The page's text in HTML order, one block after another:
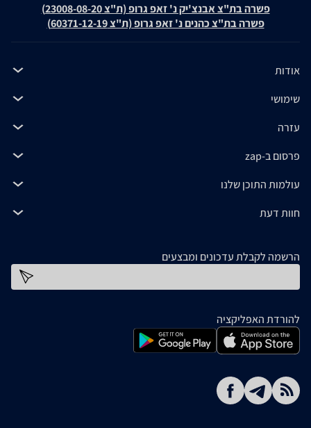
פשרה בת"צ אבנצ'יק נ' זאפ גרופ (ת"צ 23008-08-20)
פשרה בת"צ כהנים נ' זאפ גרופ (ת"צ 60371-12-19)
אודות
שימושי
עזרה
פרסום ב-zap
עולמות התוכן שלנו
חוות דעת
הרשמה לקבלת עדכונים ומבצעים
להורדת האפליקציה